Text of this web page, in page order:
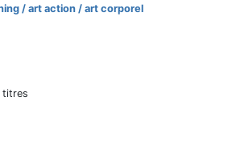
/ art action / art corporel
titres